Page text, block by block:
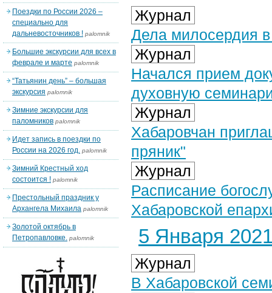
Журнал
Дела милосердия в
Журнал
Начался прием
духовную
Журнал
Хабаровчан
пряник"
Журнал
Расписание
Хабаровской
5 Января 2021
Журнал
В Хабаровской
Поездки по России 2026 –
специально для
дальневосточников ! palomnik
Большие экскурсии для всех в
феврале и марте palomnik
“Татьянин день” – большая
экскурсия palomnik
Зимние экскурсии для
паломников palomnik
Идет запись в поездки по
России на 2026 год. palomnik
Зимний Крестный ход
состоится ! palomnik
Престольный праздник у
Архангела Михаила palomnik
Золотой октябрь в
Петропавловке. palomnik